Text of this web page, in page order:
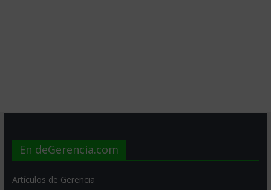
En deGerencia.com
Artículos de Gerencia